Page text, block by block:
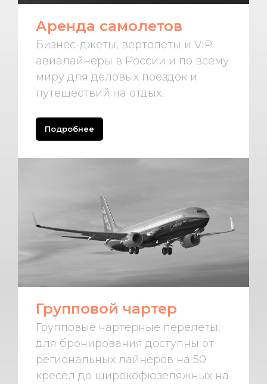
Аренда самолетов
Бизнес-джеты, вертолеты и VIP
авиалайнеры в России и по всему
миру для деловых поездок и
путешествий на отдых.
Подробнее
Групповой чартер
Групповые чартерные перелеты,
для бронирования доступны от
региональных лайнеров на 50
кресел до широкофюзеляжных на